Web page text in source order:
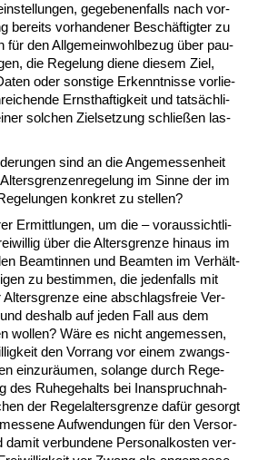
ge­ge­be­nen­falls nach vor­
be­reits vor­han­de­ner Beschäftig­ter zu
für den All­ge­mein­wohl­be­zug über pau­
die Re­ge­lung die­ne die­sem Ziel,
oder sons­ti­ge Er­kennt­nis­se vor­lie­
Ernst­haf­tig­keit und tatsächli­
sol­chen Ziel­set­zung schließen las­
sind an die An­ge­mes­sen­heit
im Sin­ne der im
kon­kret zu stel­len?
Er­mitt­lun­gen, um die – vor­aus­sicht­li­
über die Al­ters­gren­ze hin­aus im
Be­am­tin­nen und Be­am­ten im Verhält­
zu be­stim­men, die je­den­falls mit
Al­ters­gren­ze ei­ne ab­schlags­freie Ver­
des­halb auf je­den Fall aus dem
wol­len? Wäre es nicht an­ge­mes­sen,
den Vor­rang vor ei­nem zwangs­
ein­zuräum­en, so­lan­ge durch Re­ge­
des Ru­he­ge­halts bei In­an­spruch­nah­
der Re­gel­al­ters­gren­ze dafür ge­sorgt
Auf­wen­dun­gen für den Ver­sor­
da­mit ver­bun­de­ne Per­so­nal­kos­ten ver­